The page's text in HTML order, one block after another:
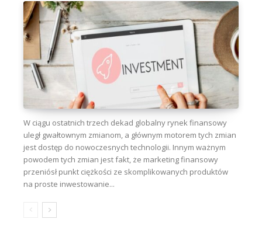
W ciągu ostatnich trzech dekad globalny rynek finansowy
uległ gwałtownym zmianom, a głównym motorem tych zmian
jest dostęp do nowoczesnych technologii. Innym ważnym
powodem tych zmian jest fakt, że marketing finansowy
przeniósł punkt ciężkości ze skomplikowanych produktów
na proste inwestowanie...